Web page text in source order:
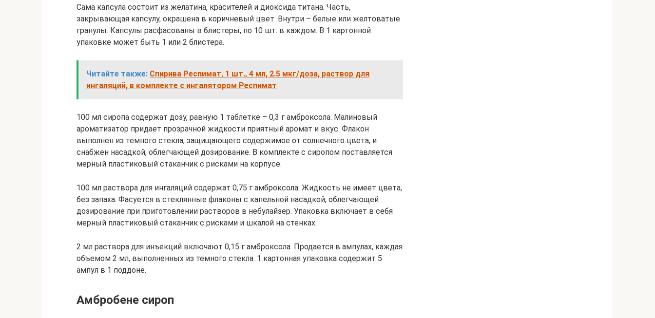
Сама капсула состоит из желатина, красителей и диоксида титана. Часть,
закрывающая капсулу, окрашена в коричневый цвет. Внутри – белые или желтоватые
гранулы. Капсулы расфасованы в блистеры, по 10 шт. в каждом. В 1 картонной
упаковке может быть 1 или 2 блистера.
Читайте также: Спирива Респимат, 1 шт., 4 мл, 2.5 мкг/доза, раствор для
ингаляций, в комплекте с ингалятором Респимат
100 мл сиропа содержат дозу, равную 1 таблетке – 0,3 г амброксола. Малиновый
ароматизатор придает прозрачной жидкости приятный аромат и вкус. Флакон
выполнен из темного стекла, защищающего содержимое от солнечного цвета, и
снабжен насадкой, облегчающей дозирование. В комплекте с сиропом поставляется
мерный пластиковый стаканчик с рисками на корпусе.
100 мл раствора для ингаляций содержат 0,75 г амброксола. Жидкость не имеет цвета,
без запаха. Фасуется в стеклянные флаконы с капельной насадкой, облегчающей
дозирование при приготовлении растворов в небулайзер. Упаковка включает в себя
мерный пластиковый стаканчик с рисками и шкалой на стенках.
2 мл раствора для инъекций включают 0,15 г амброксола. Продается в ампулах, каждая
объемом 2 мл, выполненных из темного стекла. 1 картонная упаковка содержит 5
ампул в 1 поддоне.
Амбробене сироп